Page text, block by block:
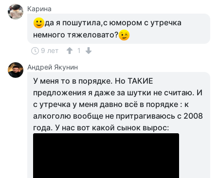
Карина
да я пошутила,с юмором с утречка
немного тяжеловато?
9 лет
1
Андрей Якунин
У меня то в порядке. Но ТАКИЕ
предложения я даже за шутки не считаю. И
с утречка у меня давно всё в порядке : к
алкоголю вообще не притрагиваюсь с 2008
года. У нас вот какой сынок вырос: